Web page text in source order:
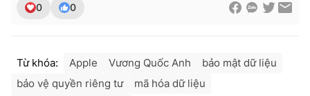
0 0
Từ khóa: Apple Vương Quốc Anh
bảo mật dữ liệu
bảo vệ quyền riêng tư
mã hóa dữ liệu